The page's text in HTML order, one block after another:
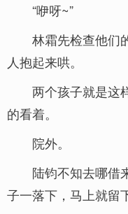
“咿呀~”
林霜先检查他们
人抱起来哄。
两个孩子就是这
的看着。
院外。
陆钧不知去哪借
子一落下，马上就留